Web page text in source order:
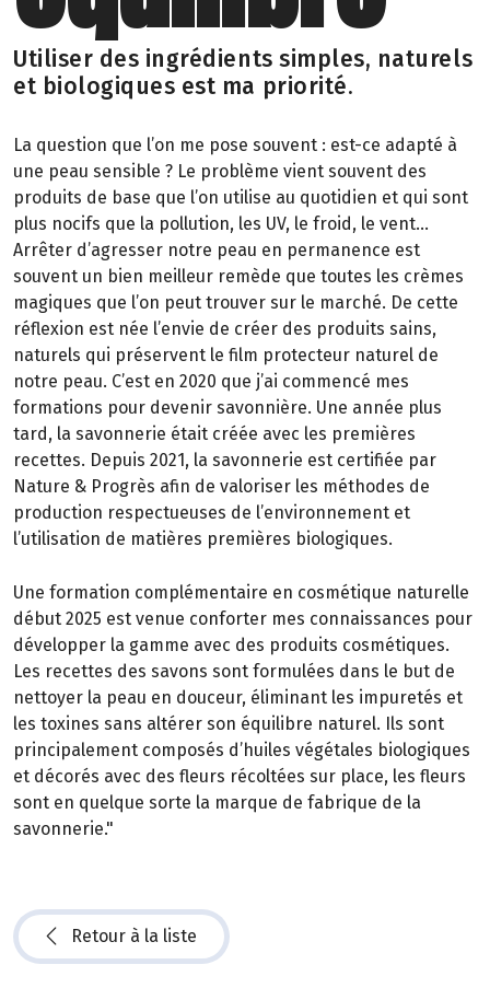
Utiliser des ingrédients simples, naturels
et biologiques est ma priorité.
La question que l’on me pose souvent : est-ce adapté à
une peau sensible ? Le problème vient souvent des
produits de base que l’on utilise au quotidien et qui sont
plus nocifs que la pollution, les UV, le froid, le vent…
Arrêter d’agresser notre peau en permanence est
souvent un bien meilleur remède que toutes les crèmes
magiques que l’on peut trouver sur le marché. De cette
réflexion est née l’envie de créer des produits sains,
naturels qui préservent le film protecteur naturel de
notre peau. C’est en 2020 que j’ai commencé mes
formations pour devenir savonnière. Une année plus
tard, la savonnerie était créée avec les premières
recettes. Depuis 2021, la savonnerie est certifiée par
Nature & Progrès afin de valoriser les méthodes de
production respectueuses de l’environnement et
l’utilisation de matières premières biologiques.
Une formation complémentaire en cosmétique naturelle
début 2025 est venue conforter mes connaissances pour
développer la gamme avec des produits cosmétiques.
Les recettes des savons sont formulées dans le but de
nettoyer la peau en douceur, éliminant les impuretés et
les toxines sans altérer son équilibre naturel. Ils sont
principalement composés d’huiles végétales biologiques
et décorés avec des fleurs récoltées sur place, les fleurs
sont en quelque sorte la marque de fabrique de la
savonnerie."
Retour à la liste